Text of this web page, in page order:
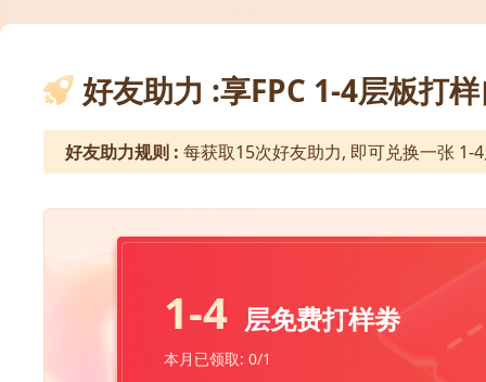
好友助力 :享FPC 1-4层板打
好友助力规则 : 每获取15次好友助力, 即可兑换一张 1-
1-4 层免费打样劵
本月已领取: 0/1